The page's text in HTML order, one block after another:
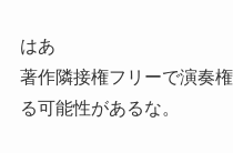
はあ
著作隣接権フリーで演奏
る可能性があるな。